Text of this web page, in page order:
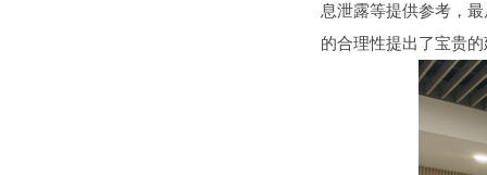
息泄露等提供参考，
的合理性提出了宝贵